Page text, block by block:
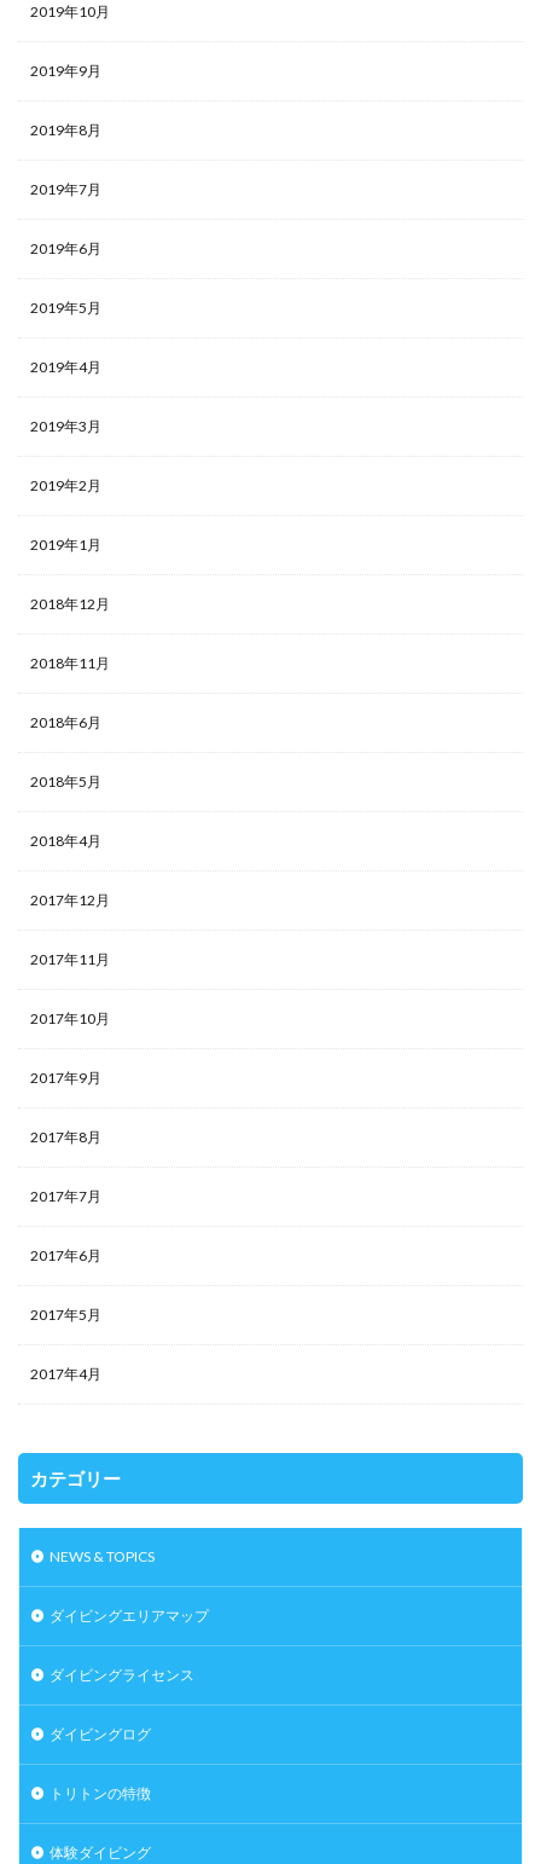
2019年10月
2019年9月
2019年8月
2019年7月
2019年6月
2019年5月
2019年4月
2019年3月
2019年2月
2019年1月
2018年12月
2018年11月
2018年6月
2018年5月
2018年4月
2017年12月
2017年11月
2017年10月
2017年9月
2017年8月
2017年7月
2017年6月
2017年5月
2017年4月
カテゴリー
NEWS & TOPICS
ダイビングエリアマップ
ダイビングライセンス
ダイビングログ
トリトンの特徴
体験ダイビング